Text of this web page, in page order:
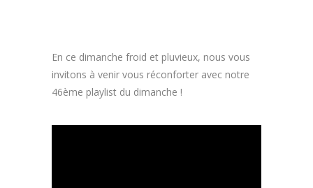
En ce dimanche froid et pluvieux, nous vous
invitons à venir vous réconforter avec notre
46ème playlist du dimanche !